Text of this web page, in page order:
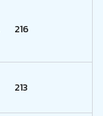
216
213